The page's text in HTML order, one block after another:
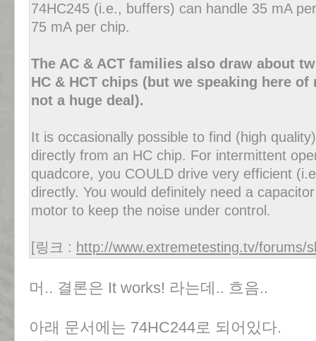
74HC245 (i.e., buffers) can handle 35 mA
75 mA per chip.
The AC & ACT families also draw about
HC & HCT chips (but we speaking here
not a huge deal).
It is occasionally possible to find (high
directly from an HC chip. For intermittent
quadcore, you COULD drive very efficient
directly. You would definitely need a
motor to keep the noise under control.
[링크 : http://www.extremetesting.tv/forums/
머.. 결론은 It works! 라는데.. 흐음..
아래 문서에는 74HC244로 되어있다.